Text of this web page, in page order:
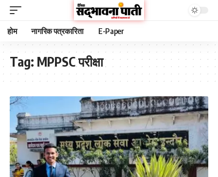
होम नागरिक पत्रकारिता E-Paper
Tag: MPPSC परीक्षा